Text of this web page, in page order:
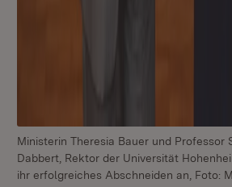
Ministerin Theresia Bauer und Professor
Dabbert, Rektor der Universität
ihr erfolgreiches Abschneiden an, Foto: